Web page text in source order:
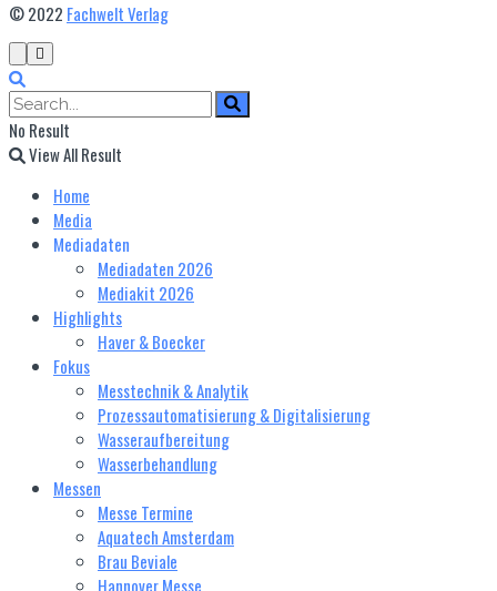
© 2022 Fachwelt Verlag
No Result
View All Result
Home
Media
Mediadaten
Mediadaten 2026
Mediakit 2026
Highlights
Haver & Boecker
Fokus
Messtechnik & Analytik
Prozessautomatisierung & Digitalisierung
Wasseraufbereitung
Wasserbehandlung
Messen
Messe Termine
Aquatech Amsterdam
Brau Beviale
Hannover Messe